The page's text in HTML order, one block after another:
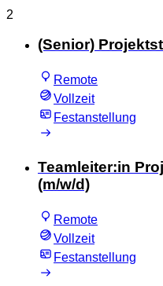
2
(Senior)
Remote
Vollzeit
Festanstellung
Teamleiter:in
(m/w/d)
Remote
Vollzeit
Festanstellung